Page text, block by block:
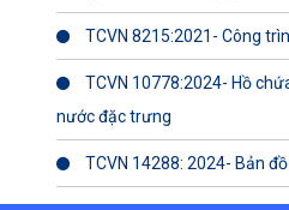
TCVN 8215:2021- Công
TCVN 10778:2024- Hồ
nước đặc trưng
TCVN 14288: 2024- Bản